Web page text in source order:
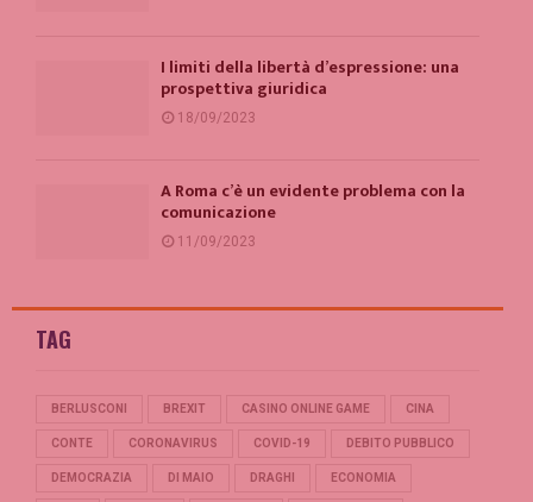
I limiti della libertà d’espressione: una
prospettiva giuridica
18/09/2023
A Roma c’è un evidente problema con la
comunicazione
11/09/2023
TAG
BERLUSCONI BREXIT CASINO ONLINE GAME CINA
CONTE CORONAVIRUS COVID-19 DEBITO PUBBLICO
DEMOCRAZIA DI MAIO DRAGHI ECONOMIA